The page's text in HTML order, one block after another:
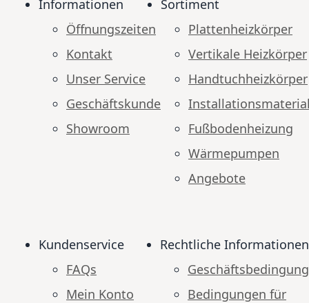
Informationen
Öffnungszeiten
Kontakt
Unser Service
Geschäftskunde
Showroom
Sortiment
Plattenheizkörper
Vertikale Heizkörper
Handtuchheizkörper
Fußbodenheizung
Wärmepumpen
Angebote
Kundenservice
FAQs
Mein Konto
Rechtliche Informationen
Bedingungen für